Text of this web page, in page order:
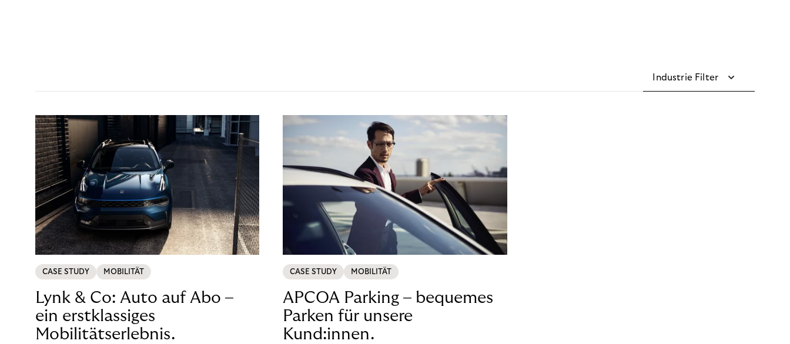
Industrie Filter
CASE STUDY MOBILITÄT
Lynk & Co: Auto auf Abo –
ein erstklassiges
Mobilitätserlebnis.
CASE STUDY MOBILITÄT
APCOA Parking – bequemes
Parken für unsere
Kund:innen.